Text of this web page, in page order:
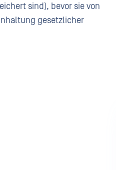
sind), bevor sie von
gesetzlicher